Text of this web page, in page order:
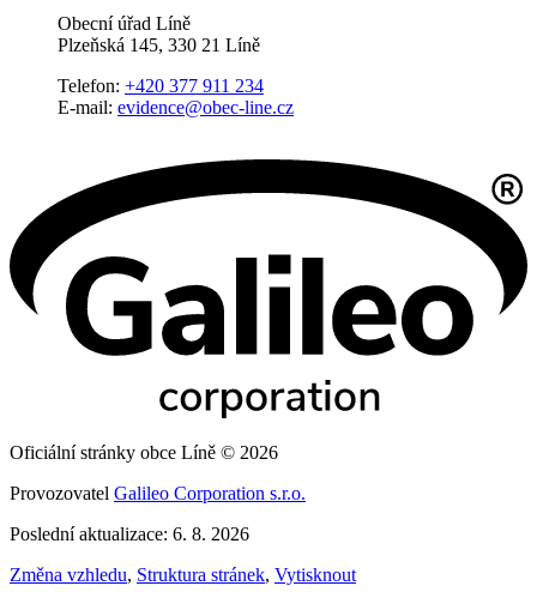
Obecní úřad Líně
Plzeňská 145, 330 21 Líně
Telefon: +420 377 911 234
E-mail: evidence@obec-line.cz
Oficiální stránky obce Líně © 2026
Provozovatel Galileo Corporation s.r.o.
Poslední aktualizace: 6. 8. 2026
Změna vzhledu, Struktura stránek, Vytisknout